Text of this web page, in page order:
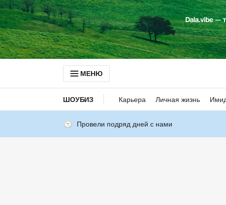
МЕНЮ
ШОУБИЗ Карьера Личная жизнь
Провели подряд дней с нами